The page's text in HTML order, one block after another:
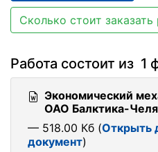
Сколько стоит заказать
Работа состоит из 1
Экономический
ОАО Балктика-
— 518.00 Кб (Открыть
документ)